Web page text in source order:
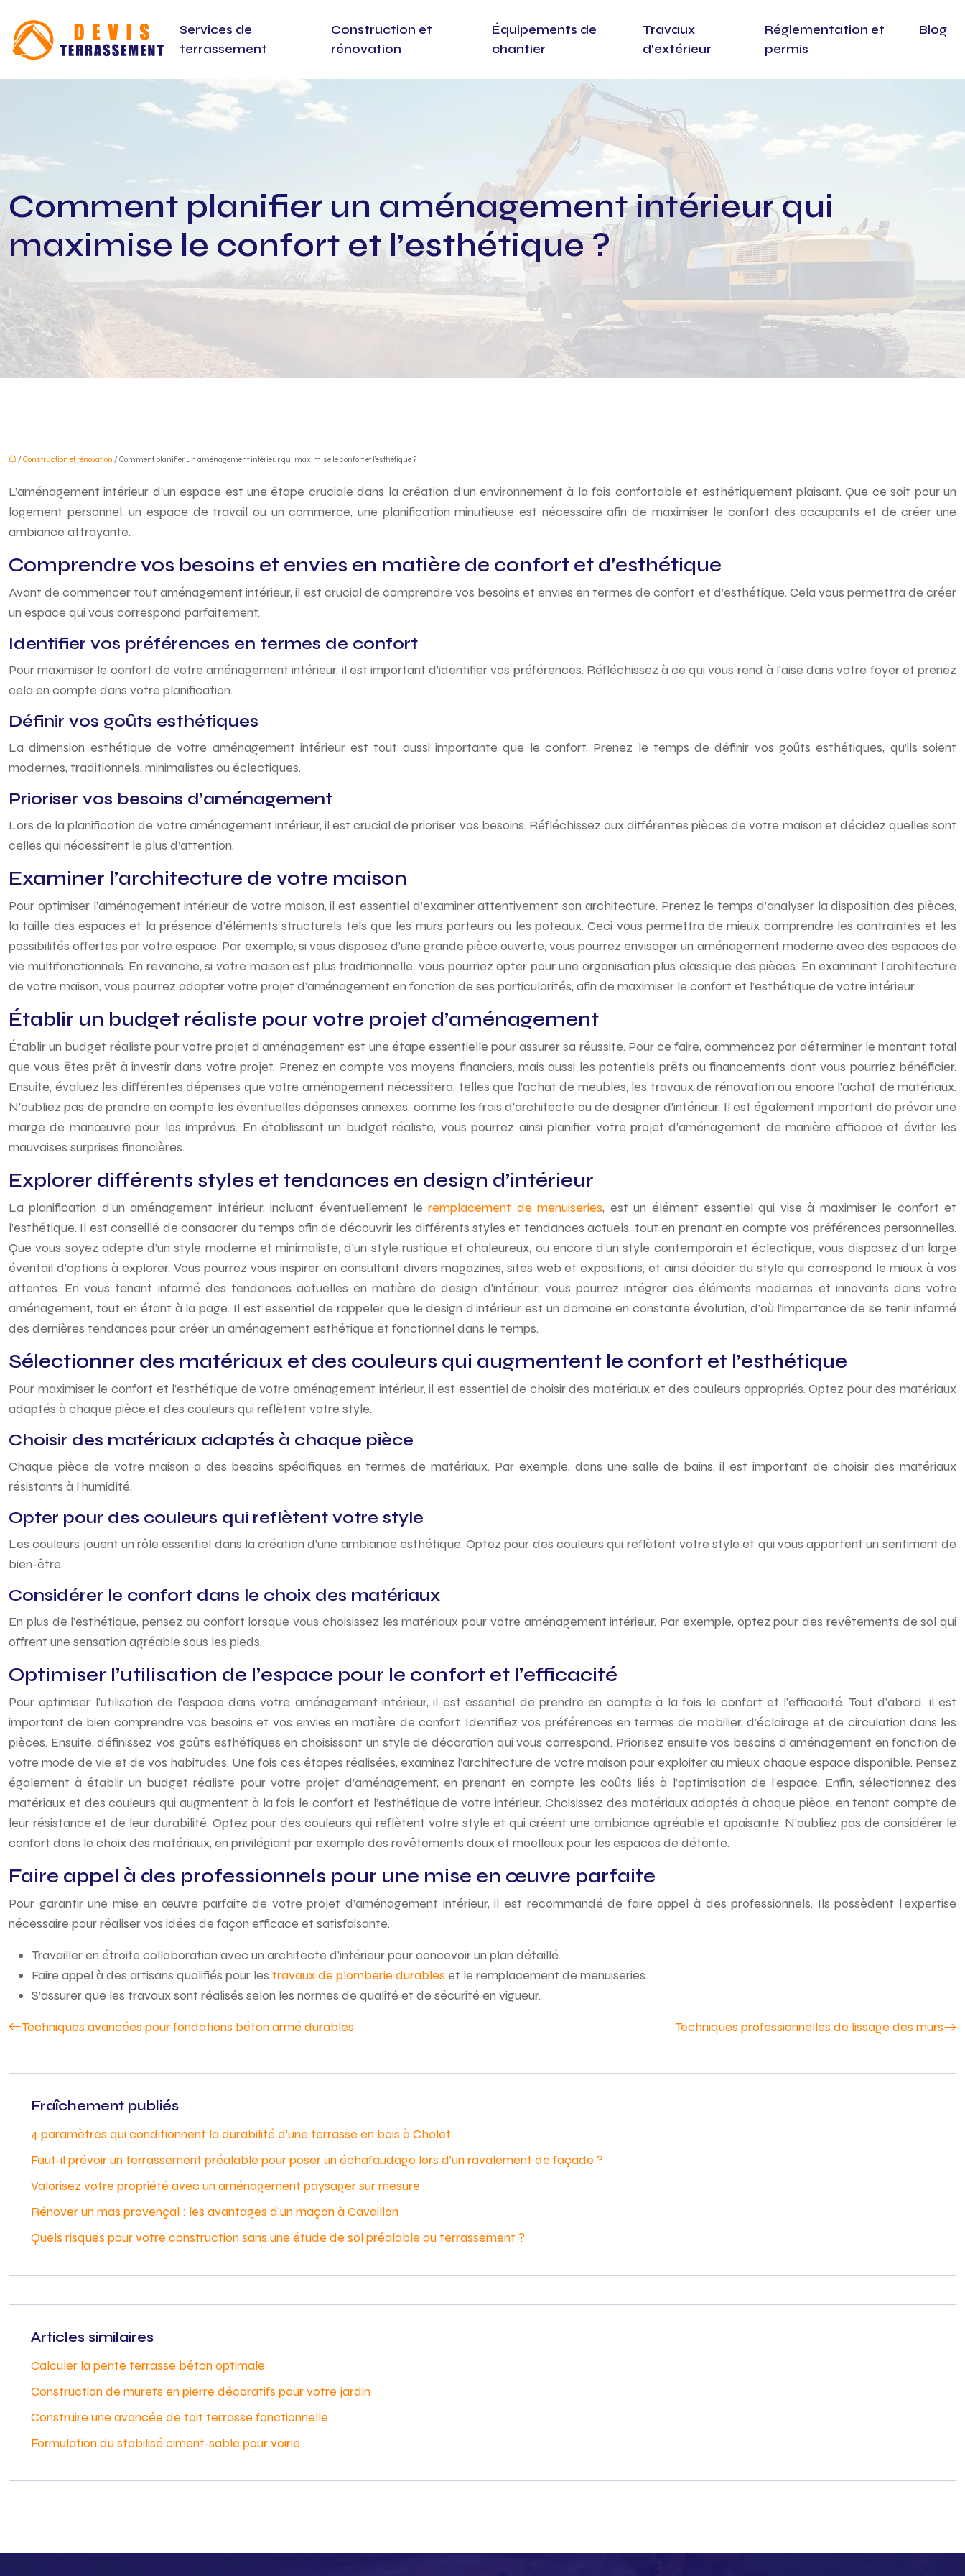
Services de
terrassement
Construction et
rénovation
Équipements de
chantier
Travaux
d’extérieur
Réglementation et
permis
Blog
Comment planifier un aménagement intérieur qui
maximise le confort et l’esthétique ?
/ Construction et rénovation / Comment planifier un aménagement intérieur qui maximise le confort et l’esthétique ?
L’aménagement intérieur d’un espace est une étape cruciale dans la création d’un environnement à la fois confortable et esthétiquement plaisant. Que ce soit pour un
logement personnel, un espace de travail ou un commerce, une planification minutieuse est nécessaire afin de maximiser le confort des occupants et de créer une
ambiance attrayante.
Comprendre vos besoins et envies en matière de confort et d’esthétique
Avant de commencer tout aménagement intérieur, il est crucial de comprendre vos besoins et envies en termes de confort et d’esthétique. Cela vous permettra de créer
un espace qui vous correspond parfaitement.
Identifier vos préférences en termes de confort
Pour maximiser le confort de votre aménagement intérieur, il est important d’identifier vos préférences. Réfléchissez à ce qui vous rend à l’aise dans votre foyer et prenez
cela en compte dans votre planification.
Définir vos goûts esthétiques
La dimension esthétique de votre aménagement intérieur est tout aussi importante que le confort. Prenez le temps de définir vos goûts esthétiques, qu’ils soient
modernes, traditionnels, minimalistes ou éclectiques.
Prioriser vos besoins d’aménagement
Lors de la planification de votre aménagement intérieur, il est crucial de prioriser vos besoins. Réfléchissez aux différentes pièces de votre maison et décidez quelles sont
celles qui nécessitent le plus d’attention.
Examiner l’architecture de votre maison
Pour optimiser l’aménagement intérieur de votre maison, il est essentiel d’examiner attentivement son architecture. Prenez le temps d’analyser la disposition des pièces,
la taille des espaces et la présence d’éléments structurels tels que les murs porteurs ou les poteaux. Ceci vous permettra de mieux comprendre les contraintes et les
possibilités offertes par votre espace. Par exemple, si vous disposez d’une grande pièce ouverte, vous pourrez envisager un aménagement moderne avec des espaces de
vie multifonctionnels. En revanche, si votre maison est plus traditionnelle, vous pourriez opter pour une organisation plus classique des pièces. En examinant l’architecture
de votre maison, vous pourrez adapter votre projet d’aménagement en fonction de ses particularités, afin de maximiser le confort et l’esthétique de votre intérieur.
Établir un budget réaliste pour votre projet d’aménagement
Établir un budget réaliste pour votre projet d’aménagement est une étape essentielle pour assurer sa réussite. Pour ce faire, commencez par déterminer le montant total
que vous êtes prêt à investir dans votre projet. Prenez en compte vos moyens financiers, mais aussi les potentiels prêts ou financements dont vous pourriez bénéficier.
Ensuite, évaluez les différentes dépenses que votre aménagement nécessitera, telles que l’achat de meubles, les travaux de rénovation ou encore l’achat de matériaux.
N’oubliez pas de prendre en compte les éventuelles dépenses annexes, comme les frais d’architecte ou de designer d’intérieur. Il est également important de prévoir une
marge de manœuvre pour les imprévus. En établissant un budget réaliste, vous pourrez ainsi planifier votre projet d’aménagement de manière efficace et éviter les
mauvaises surprises financières.
Explorer différents styles et tendances en design d’intérieur
La planification d’un aménagement intérieur, incluant éventuellement leremplacement de menuiseries, est un élément essentiel qui vise à maximiser le confort et
l’esthétique. Il est conseillé de consacrer du temps afin de découvrir les différents styles et tendances actuels, tout en prenant en compte vos préférences personnelles.
Que vous soyez adepte d’un style moderne et minimaliste, d’un style rustique et chaleureux, ou encore d’un style contemporain et éclectique, vous disposez d’un large
éventail d’options à explorer. Vous pourrez vous inspirer en consultant divers magazines, sites web et expositions, et ainsi décider du style qui correspond le mieux à vos
attentes. En vous tenant informé des tendances actuelles en matière de design d’intérieur, vous pourrez intégrer des éléments modernes et innovants dans votre
aménagement, tout en étant à la page. Il est essentiel de rappeler que le design d’intérieur est un domaine en constante évolution, d’où l’importance de se tenir informé
des dernières tendances pour créer un aménagement esthétique et fonctionnel dans le temps.
Sélectionner des matériaux et des couleurs qui augmentent le confort et l’esthétique
Pour maximiser le confort et l’esthétique de votre aménagement intérieur, il est essentiel de choisir des matériaux et des couleurs appropriés. Optez pour des matériaux
adaptés à chaque pièce et des couleurs qui reflètent votre style.
Choisir des matériaux adaptés à chaque pièce
Chaque pièce de votre maison a des besoins spécifiques en termes de matériaux. Par exemple, dans une salle de bains, il est important de choisir des matériaux
résistants à l’humidité.
Opter pour des couleurs qui reflètent votre style
Les couleurs jouent un rôle essentiel dans la création d’une ambiance esthétique. Optez pour des couleurs qui reflètent votre style et qui vous apportent un sentiment de
bien-être.
Considérer le confort dans le choix des matériaux
En plus de l’esthétique, pensez au confort lorsque vous choisissez les matériaux pour votre aménagement intérieur. Par exemple, optez pour des revêtements de sol qui
offrent une sensation agréable sous les pieds.
Optimiser l’utilisation de l’espace pour le confort et l’efficacité
Pour optimiser l’utilisation de l’espace dans votre aménagement intérieur, il est essentiel de prendre en compte à la fois le confort et l’efficacité. Tout d’abord, il est
important de bien comprendre vos besoins et vos envies en matière de confort. Identifiez vos préférences en termes de mobilier, d’éclairage et de circulation dans les
pièces. Ensuite, définissez vos goûts esthétiques en choisissant un style de décoration qui vous correspond. Priorisez ensuite vos besoins d’aménagement en fonction de
votre mode de vie et de vos habitudes. Une fois ces étapes réalisées, examinez l’architecture de votre maison pour exploiter au mieux chaque espace disponible. Pensez
également à établir un budget réaliste pour votre projet d’aménagement, en prenant en compte les coûts liés à l’optimisation de l’espace. Enfin, sélectionnez des
matériaux et des couleurs qui augmentent à la fois le confort et l’esthétique de votre intérieur. Choisissez des matériaux adaptés à chaque pièce, en tenant compte de
leur résistance et de leur durabilité. Optez pour des couleurs qui reflètent votre style et qui créent une ambiance agréable et apaisante. N’oubliez pas de considérer le
confort dans le choix des matériaux, en privilégiant par exemple des revêtements doux et moelleux pour les espaces de détente.
Faire appel à des professionnels pour une mise en œuvre parfaite
Pour garantir une mise en œuvre parfaite de votre projet d’aménagement intérieur, il est recommandé de faire appel à des professionnels. Ils possèdent l’expertise
nécessaire pour réaliser vos idées de façon efficace et satisfaisante.
Travailler en étroite collaboration avec un architecte d’intérieur pour concevoir un plan détaillé.
Faire appel à des artisans qualifiés pour les travaux de plomberie durables et le remplacement de menuiseries.
S’assurer que les travaux sont réalisés selon les normes de qualité et de sécurité en vigueur.
Techniques avancées pour fondations béton armé durables
Techniques professionnelles de lissage des murs
Fraîchement publiés
4 paramètres qui conditionnent la durabilité d’une terrasse en bois à Cholet
Faut-il prévoir un terrassement préalable pour poser un échafaudage lors d’un ravalement de façade ?
Valorisez votre propriété avec un aménagement paysager sur mesure
Rénover un mas provençal : les avantages d’un maçon à Cavaillon
Quels risques pour votre construction sans une étude de sol préalable au terrassement ?
Articles similaires
Calculer la pente terrasse béton optimale
Construction de murets en pierre décoratifs pour votre jardin
Construire une avancée de toit terrasse fonctionnelle
Formulation du stabilisé ciment-sable pour voirie